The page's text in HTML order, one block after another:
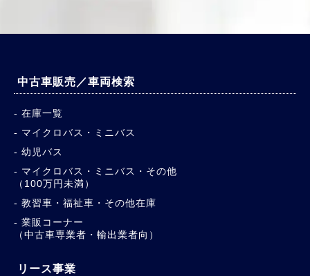
中古車販売／車両検索
在庫一覧
マイクロバス・ミニバス
幼児バス
マイクロバス・ミニバス・その他
（100万円未満）
教習車・福祉車・その他在庫
業販コーナー
（中古車専業者・輸出業者向）
リース事業